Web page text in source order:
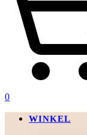
0
WINKEL